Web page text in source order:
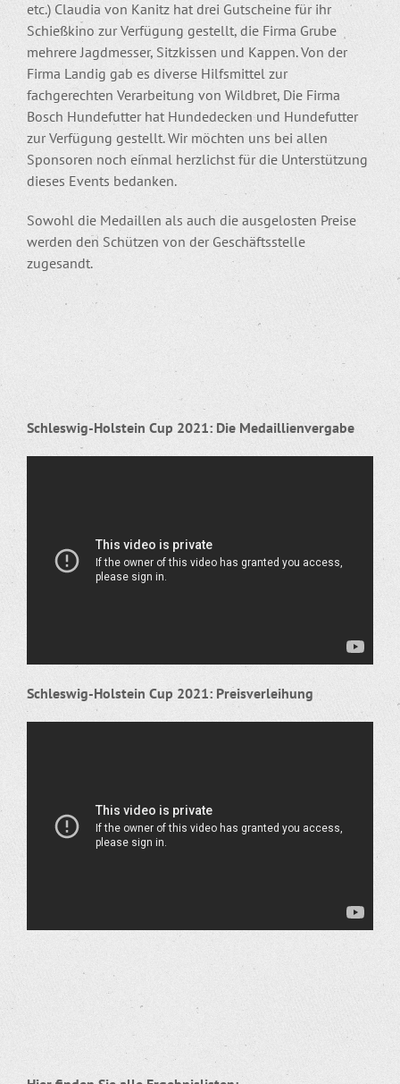
etc.) Claudia von Kanitz hat drei Gutscheine für ihr
Schießkino zur Verfügung gestellt, die Firma Grube
mehrere Jagdmesser, Sitzkissen und Kappen. Von der
Firma Landig gab es diverse Hilfsmittel zur
fachgerechten Verarbeitung von Wildbret, Die Firma
Bosch Hundefutter hat Hundedecken und Hundefutter
zur Verfügung gestellt. Wir möchten uns bei allen
Sponsoren noch einmal herzlichst für die Unterstützung
dieses Events bedanken.
Sowohl die Medaillen als auch die ausgelosten Preise
werden den Schützen von der Geschäftsstelle
zugesandt.
Schleswig-Holstein Cup 2021: Die Medaillienvergabe
Schleswig-Holstein Cup 2021: Preisverleihung